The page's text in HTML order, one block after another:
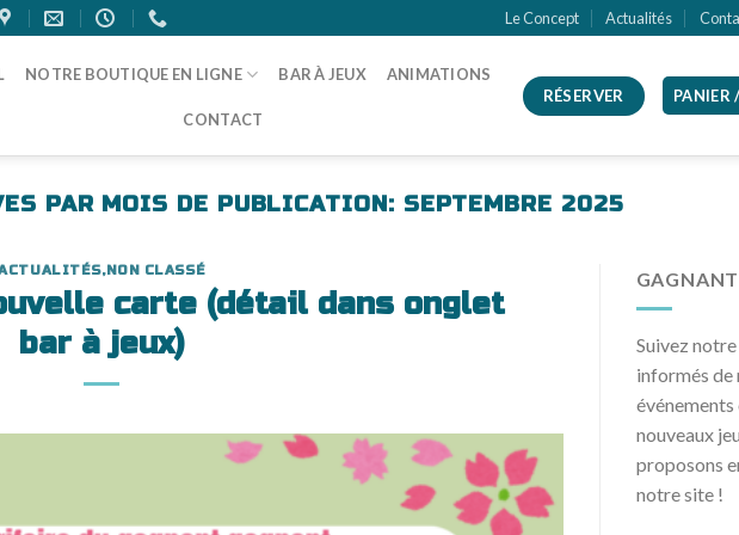
Le Concept Actualités
NOTRE BOUTIQUE EN LIGNE BAR À JEUX ANIMATIONS
CONTACT
RÉSERVER PANIER /
PAR MOIS DE PUBLICATION: SEPTEMBRE 2025
,NON CLASSÉ
carte (détail dans onglet
bar à jeux)
Suivez
informés de
événements
nouveaux
proposons
notre site !